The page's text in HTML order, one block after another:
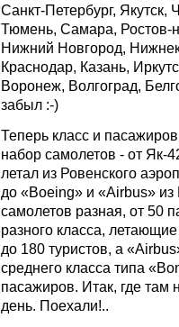
Санкт-Петербург,
Тюмень, Самара, Ростов-
Нижний Новгород,
Краснодар, Казань,
Воронеж, Волгоград,
забыл :-)
Теперь класс и
набор самолетов - от Як-
летал из Ровенского
до «Boeing» и «Airbus»
самолетов разная, от 50
разного класса,
до 180 туристов, а
среднего класса типа
пасажиров. Итак, где там
день. Поехали!..